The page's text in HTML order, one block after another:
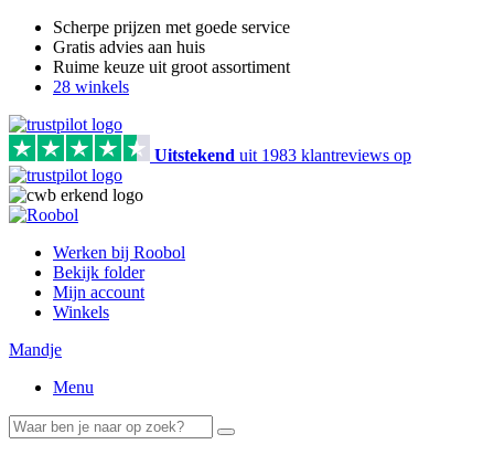
Scherpe prijzen met goede service
Gratis advies aan huis
Ruime keuze uit groot assortiment
28 winkels
Uitstekend uit 1983 klantreviews op
Werken bij Roobol
Bekijk folder
Mijn account
Winkels
Mandje
Menu